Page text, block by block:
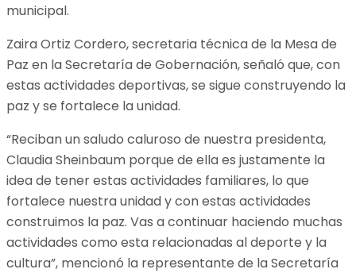
municipal.
Zaira Ortiz Cordero, secretaria técnica de la Mesa de
Paz en la Secretaría de Gobernación, señaló que, con
estas actividades deportivas, se sigue construyendo la
paz y se fortalece la unidad.
“Reciban un saludo caluroso de nuestra presidenta,
Claudia Sheinbaum porque de ella es justamente la
idea de tener estas actividades familiares, lo que
fortalece nuestra unidad y con estas actividades
construimos la paz. Vas a continuar haciendo muchas
actividades como esta relacionadas al deporte y la
cultura”, mencionó la representante de la Secretaría